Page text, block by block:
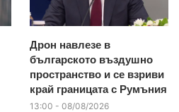
Дрон навлезе в
българското въздушно
пространство и се взриви
край границата с Румъния
13:00 - 08/08/2026